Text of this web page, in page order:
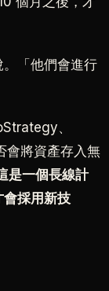
。「他們會進行
、
會將資產存入無
是一個長線計
採用新技